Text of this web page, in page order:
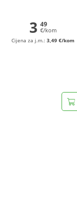
3 49
€/kom
Cijena za j.m.:3,49 €/kom